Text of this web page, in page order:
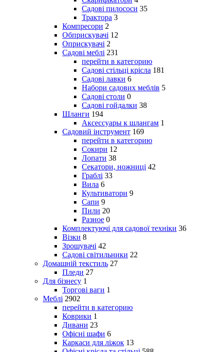
Садові пилососи 35
Трактора 3
Компресори 2
Обприскувачі 12
Оприскувачі 2
Садові меблі 231
перейти в категорию
Садові стільці крісла 181
Садові лавки 6
Набори садових меблів 5
Садові столи 0
Садові гойдалки 38
Шланги 194
Аксессуары к шлангам 1
Садовий інструмент 169
перейти в категорию
Сокири 12
Лопати 38
Секатори, ножниці 42
Граблі 33
Вила 6
Культиватори 9
Сапи 9
Пили 20
Разное 0
Комплектуючі для садової техніки 36
Візки 8
Зрошувачі 42
Садові світильники 22
Домашній текстиль 27
Пледи 27
Для бізнесу 1
Торгові ваги 1
Меблі 2902
перейти в категорию
Коврики 1
Дивани 23
Офісні шафи 6
Каркаси для ліжок 13